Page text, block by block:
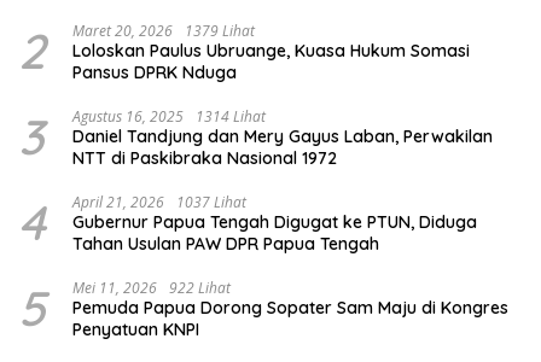
2 Maret 20, 2026 1379 Lihat
Loloskan Paulus Ubruange, Kuasa Hukum Somasi
Pansus DPRK Nduga
3 Agustus 16, 2025 1314 Lihat
Daniel Tandjung dan Mery Gayus Laban, Perwakilan
NTT di Paskibraka Nasional 1972
4 April 21, 2026 1037 Lihat
Gubernur Papua Tengah Digugat ke PTUN, Diduga
Tahan Usulan PAW DPR Papua Tengah
5 Mei 11, 2026 922 Lihat
Pemuda Papua Dorong Sopater Sam Maju di Kongres
Penyatuan KNPI